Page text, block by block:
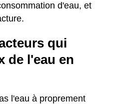
d'eau, et
qui
de l'eau en
l'eau à proprement